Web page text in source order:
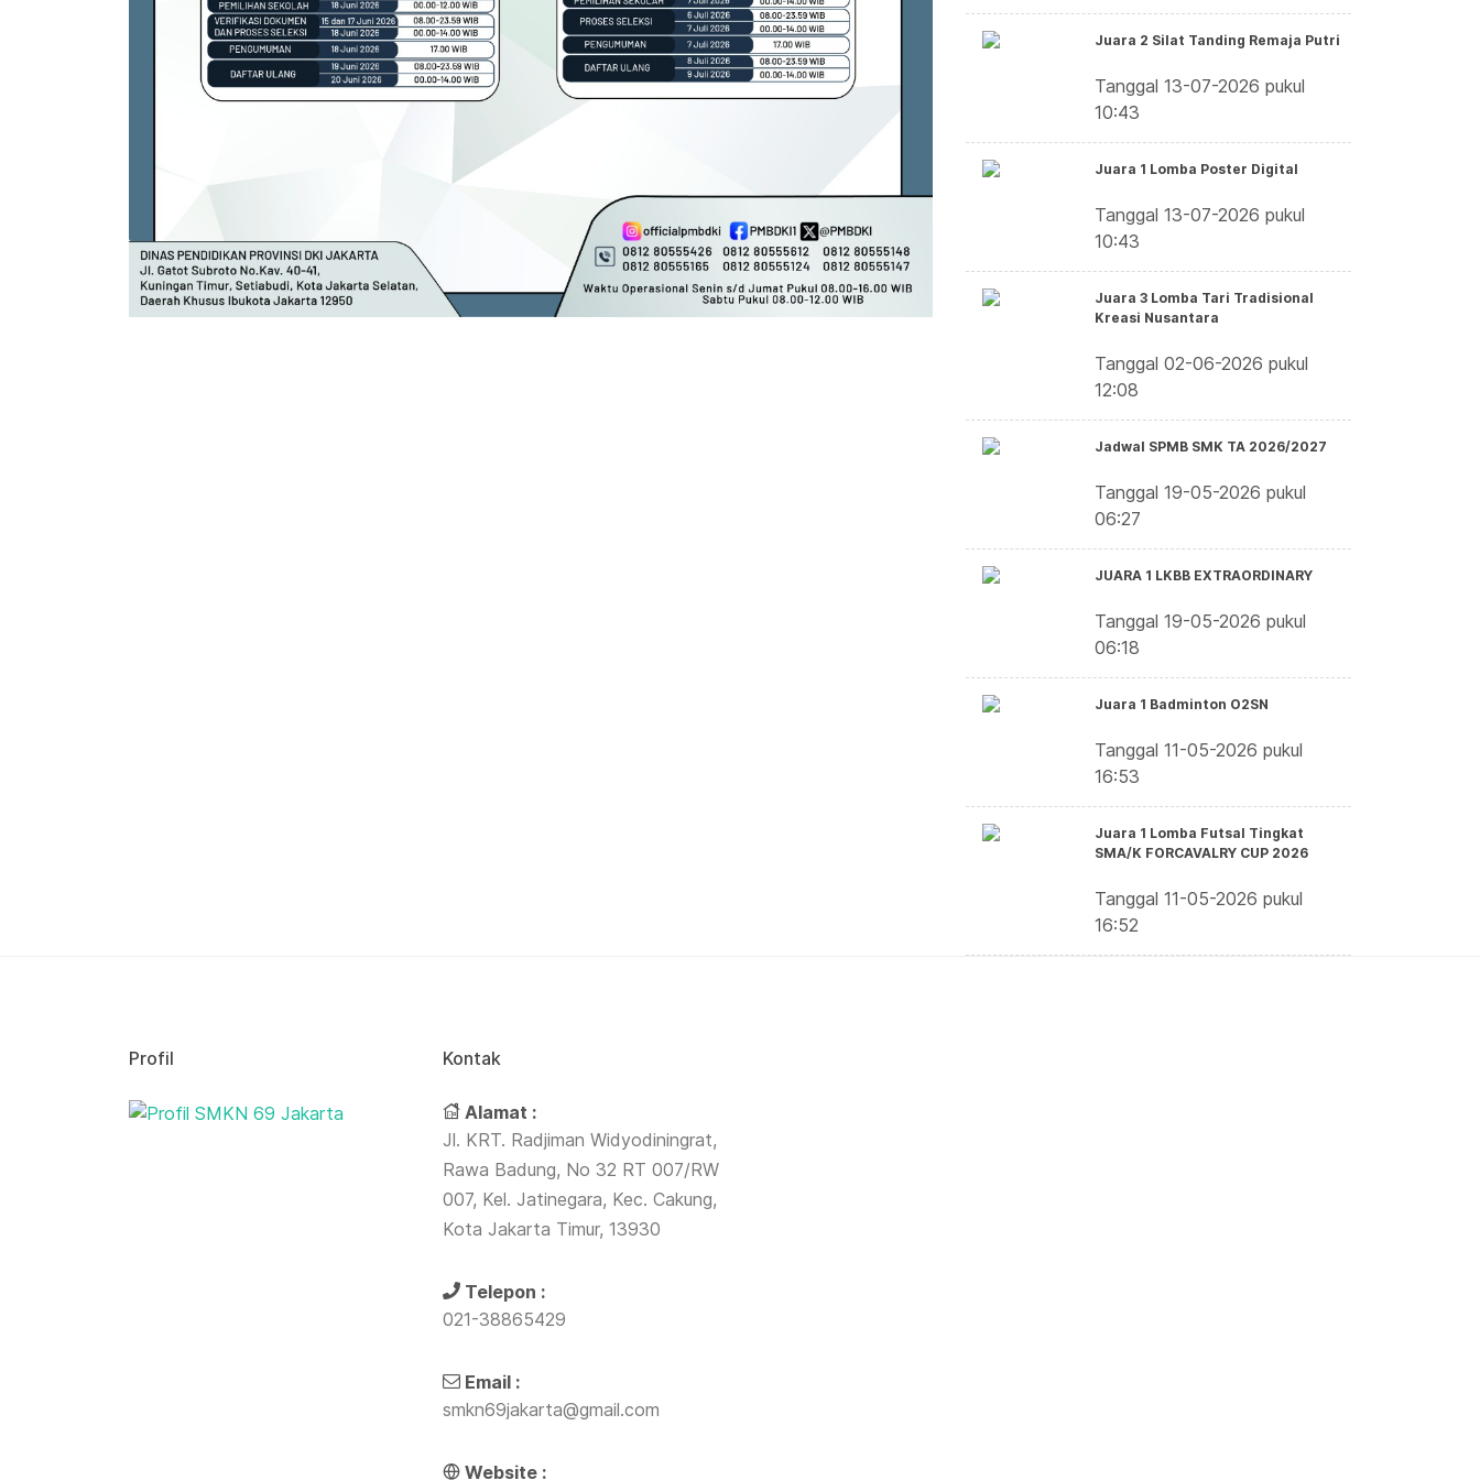
Juara 2 Silat Tanding Remaja Putri
Tanggal 13-07-2026 pukul
10:43
Juara 1 Lomba Poster Digital
Tanggal 13-07-2026 pukul
10:43
Juara 3 Lomba Tari Tradisional
Kreasi Nusantara
Tanggal 02-06-2026 pukul
12:08
Jadwal SPMB SMK TA 2026/2027
Tanggal 19-05-2026 pukul
06:27
JUARA 1 LKBB EXTRAORDINARY
Tanggal 19-05-2026 pukul
06:18
Juara 1 Badminton O2SN
Tanggal 11-05-2026 pukul
16:53
Juara 1 Lomba Futsal Tingkat
SMA/K FORCAVALRY CUP 2026
Tanggal 11-05-2026 pukul
16:52
Profil Kontak
Alamat :
Jl. KRT. Radjiman Widyodiningrat,
Rawa Badung, No 32 RT 007/RW
007, Kel. Jatinegara, Kec. Cakung,
Kota Jakarta Timur, 13930
Telepon :
021-38865429
Email :
smkn69jakarta@gmail.com
Website :